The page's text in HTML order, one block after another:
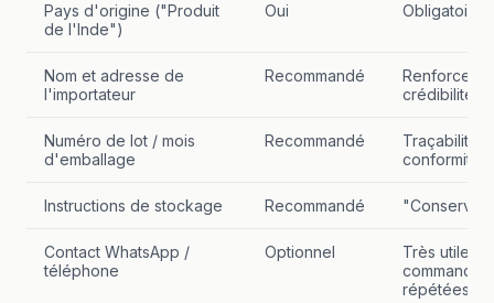
Pays d'origine ("Produit
de l'Inde")
Oui Obligatoire
Nom et adresse de
l'importateur
Recommandé
Renforce la
crédibilité
Numéro de lot / mois
d'emballage
Recommandé
Traçabilité
conformité
Instructions de stockage Recommandé "Conserver
Contact WhatsApp /
téléphone
Optionnel
Très utile
commandes
répétées